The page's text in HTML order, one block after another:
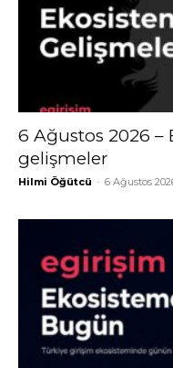
6 Ağustos 2026
gelişmeler
Hilmi Öğütcü - 6 Ağustos